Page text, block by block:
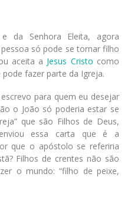
da Senhora Eleita, agora
só pode se tornar filho
aceita a Jesus Cristo como
pode fazer parte da Igreja.
para quem eu desejar
o João só poderia estar se
que são Filhos de Deus,
essa carta que é a
que o apóstolo se referiria
Filhos de crentes não são
o mundo: “filho de peixe,